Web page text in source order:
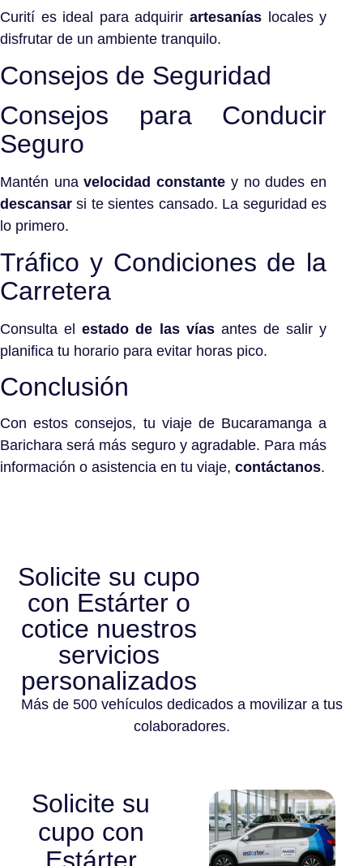
Curití es ideal para adquirir artesanías locales y
disfrutar de un ambiente tranquilo.
Consejos de Seguridad
Consejos para Conducir
Seguro
Mantén unavelocidad constante y no dudes en
descansar si te sientes cansado. La seguridad es
lo primero.
Tráfico y Condiciones de la
Carretera
Consulta elestado de las víasantes de salir y
planifica tu horario para evitar horas pico.
Conclusión
Con estos consejos, tu viaje de Bucaramanga a
Barichara será más seguro y agradable. Para más
información o asistencia en tu viaje, contáctanos.
Solicite su cupo
con Estárter o
cotice nuestros
servicios
personalizados
Más de 500 vehículos dedicados a movilizar a tus
colaboradores.
Solicite su
cupo con